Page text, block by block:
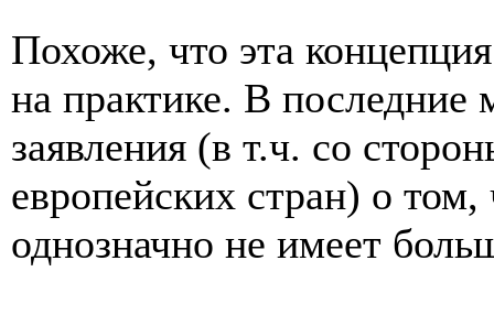
Похоже, что эта
на практике. В последние
заявления (в т.ч. со
европейских стран) о
однозначно не имеет